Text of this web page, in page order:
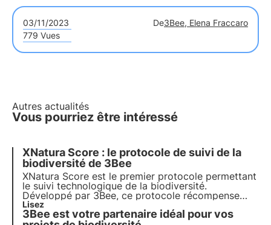
03/11/2023 De3Bee, Elena Fraccaro
779 Vues
Autres actualités
Vous pourriez être intéressé
XNatura Score : le protocole de suivi de la
biodiversité de 3Bee
XNatura Score est le premier protocole permettant
le suivi technologique de la biodiversité.
Développé par 3Bee, ce protocole récompense
l'engagement des entreprises en faveur de la
préservation de la biodiversité. Pour en savoir plus,
Lisez
3Bee est votre partenaire idéal pour vos